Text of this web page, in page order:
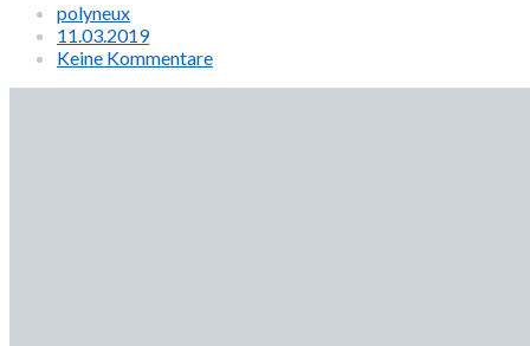
polyneux
11.03.2019
Keine Kommentare